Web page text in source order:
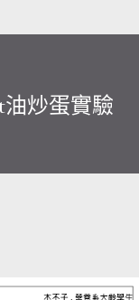
油炒蛋實驗